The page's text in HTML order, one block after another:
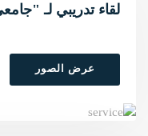
لقاء تدريبي لـ
عرض الصور